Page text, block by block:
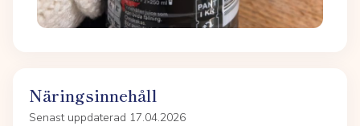
Näringsinnehåll
Senast uppdaterad 17.04.2026